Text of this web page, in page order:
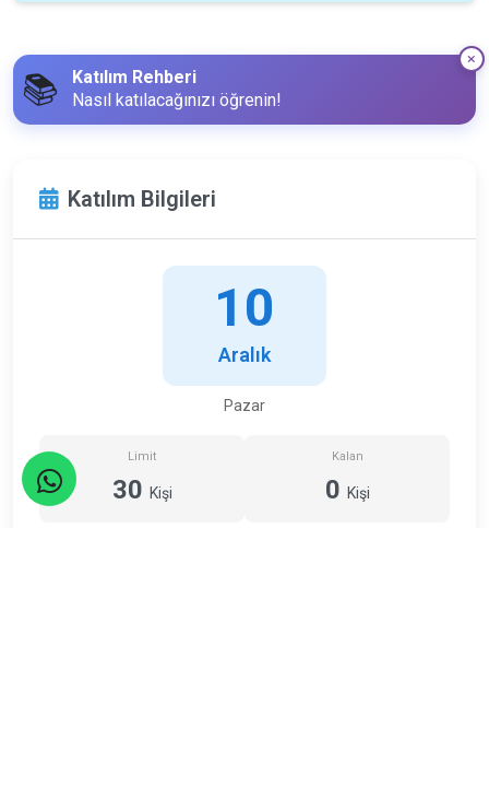
📚
Katılım Rehberi
Nasıl katılacağınızı öğrenin!
Katılım Bilgileri
10
Aralık
Pazar
Limit
30 Kişi
Kalan
0 Kişi